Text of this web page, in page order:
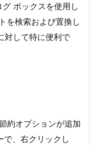
グ ボックスを使用し
を検索および置換し
対して特に便利で
約オプションが追加
で、右クリックし